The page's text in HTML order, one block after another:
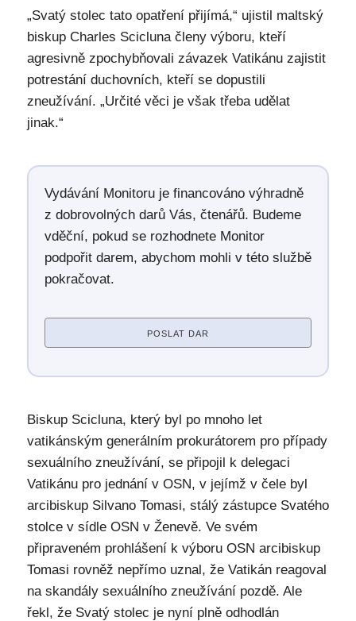
„Svatý stolec tato opatření přijímá,“ ujistil maltský
biskup Charles Scicluna členy výboru, kteří
agresivně zpochybňovali závazek Vatikánu zajistit
potrestání duchovních, kteří se dopustili
zneužívání. „Určité věci je však třeba udělat
jinak.“
Vydávání Monitoru je financováno výhradně
z dobrovolných darů Vás, čtenářů. Budeme
vděční, pokud se rozhodnete Monitor
podpořit darem, abychom mohli v této službě
pokračovat.
POSLAT DAR
Biskup Scicluna, který byl po mnoho let
vatikánským generálním prokurátorem pro případy
sexuálního zneužívání, se připojil k delegaci
Vatikánu pro jednání v OSN, v jejímž v čele byl
arcibiskup Silvano Tomasi, stálý zástupce Svatého
stolce v sídle OSN v Ženevě. Ve svém
připraveném prohlášení k výboru OSN arcibiskup
Tomasi rovněž nepřímo uznal, že Vatikán reagoval
na skandály sexuálního zneužívání pozdě. Ale
řekl, že Svatý stolec je nyní plně odhodlán